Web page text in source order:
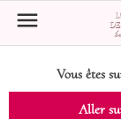
Vous êtes
Aller
